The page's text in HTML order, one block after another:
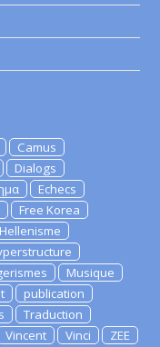
Camus
Dialogs
Echecs
Free Korea
Hellenisme
Musique
publication
Traduction
Vincent Vinci
ZEE